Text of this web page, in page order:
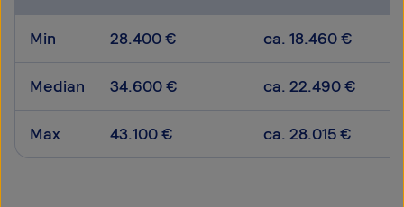
Min 28.400 € ca. 18.460 €
Median 34.600 € ca. 22.490 €
Max 43.100 € ca. 28.015 €